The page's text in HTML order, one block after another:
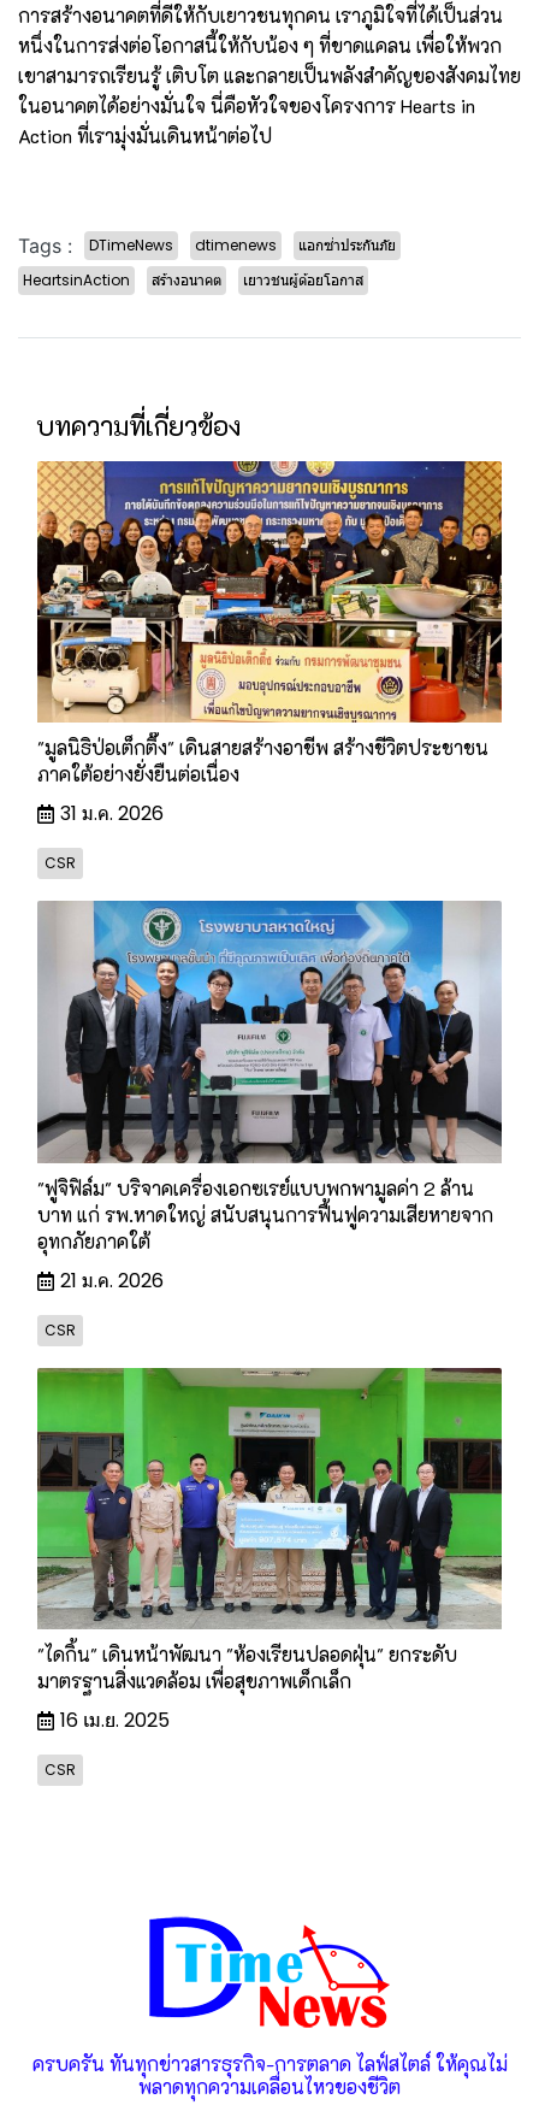
การสร้างอนาคตที่ดีให้กับเยาวชนทุกคน เราภูมิใจที่ได้เป็นส่วน
หนึ่งในการส่งต่อโอกาสนี้ให้กับน้อง ๆ ที่ขาดแคลน เพื่อให้พวก
เขาสามารถเรียนรู้ เติบโต และกลายเป็นพลังสำคัญของสังคมไทย
ในอนาคตได้อย่างมั่นใจ นี่คือหัวใจของโครงการ Hearts in
Action ที่เรามุ่งมั่นเดินหน้าต่อไป
Tags : DTimeNews dtimenews
แอกซ่าประกันภัย
HeartsinAction
สร้างอนาคต เยาวชนผู้ด้อยโอกาส
บทความที่เกี่ยวข้อง
"มูลนิธิป่อเต็กตึ๊ง" เดินสายสร้างอาชีพ สร้างชีวิตประชาชน
ภาคใต้อย่างยั่งยืนต่อเนื่อง
31 ม.ค. 2026
CSR
"ฟูจิฟิล์ม" บริจาคเครื่องเอกซเรย์แบบพกพามูลค่า 2 ล้าน
บาท แก่ รพ.หาดใหญ่ สนับสนุนการฟื้นฟูความเสียหายจาก
อุทกภัยภาคใต้
21 ม.ค. 2026
CSR
"ไดกิ้น" เดินหน้าพัฒนา "ห้องเรียนปลอดฝุ่น" ยกระดับ
มาตรฐานสิ่งแวดล้อม เพื่อสุขภาพเด็กเล็ก
16 เม.ย. 2025
CSR
ครบครัน ทันทุกข่าวสารธุรกิจ-การตลาด ไลฟ์สไตล์ ให้คุณไม่
พลาดทุกความเคลื่อนไหวของชีวิต